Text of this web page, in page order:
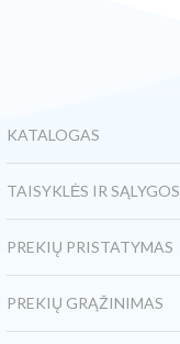
KATALOGAS
TAISYKLĖS IR SĄLYGOS
PREKIŲ PRISTATYMAS
PREKIŲ GRĄŽINIMAS